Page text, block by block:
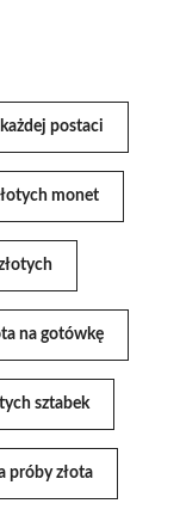
postaci
monet
na gotówkę
sztabek
próby złota